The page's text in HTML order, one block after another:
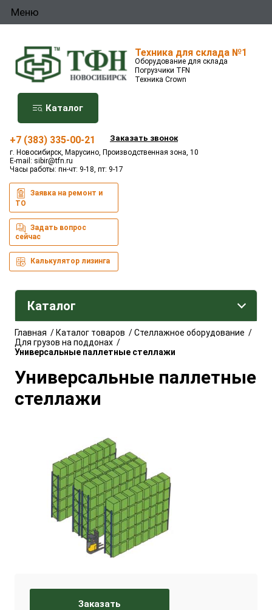
Меню
Техника для склада №1
Оборудование для склада
Погрузчики TFN
Техника Crown
Каталог
+7 (383) 335-00-21 Заказать звонок
г. Новосибирск, Марусино, Производственная зона, 10
E-mail: sibir@tfn.ru
Часы работы: пн-чт: 9-18, пт: 9-17
Заявка на ремонт и
ТО
Задать вопрос
сейчас
Калькулятор лизинга
Каталог
Главная /Каталог товаров /Стеллажное оборудование /
Для грузов на поддонах /
Универсальные паллетные стеллажи
Универсальные паллетные
стеллажи
Заказать